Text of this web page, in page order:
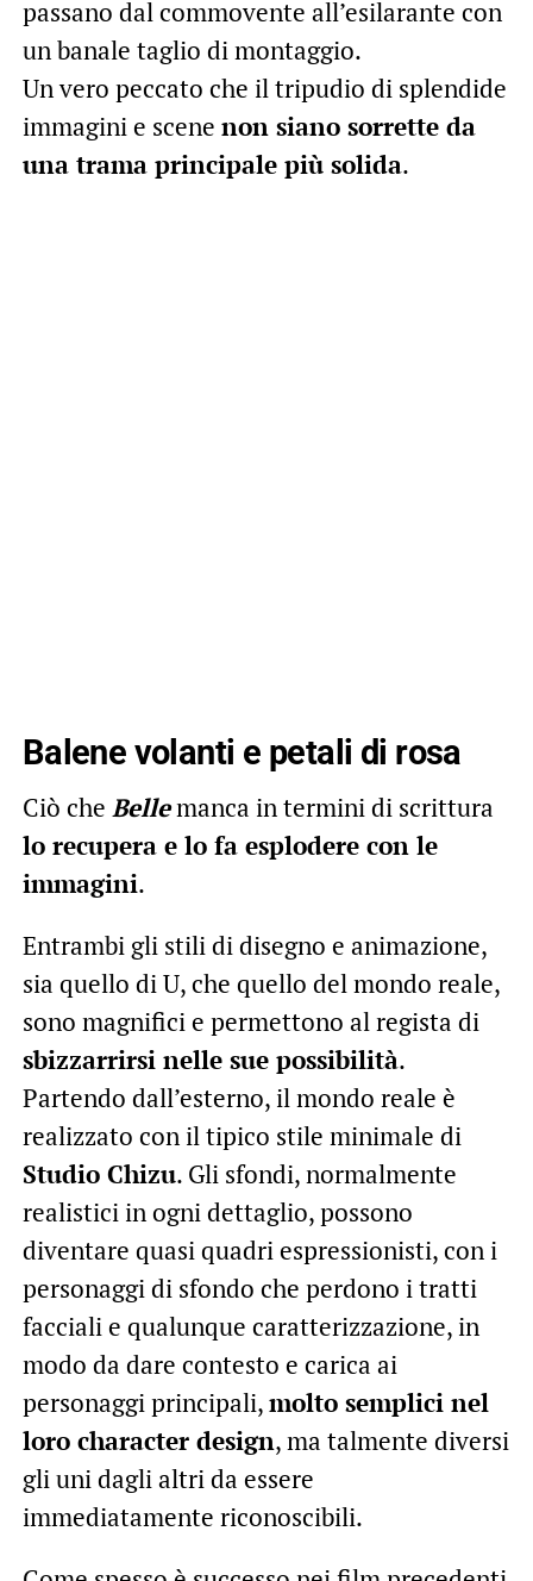
passano dal commovente all’esilarante con
un banale taglio di montaggio.
Un vero peccato che il tripudio di splendide
immagini e scene non siano sorrette da
una trama principale più solida.
Balene volanti e petali di rosa
Ciò che Bellemanca in termini di scrittura
lo recupera e lo fa esplodere con le
immagini.
Entrambi gli stili di disegno e animazione,
sia quello di U, che quello del mondo reale,
sono magnifici e permettono al regista di
sbizzarrirsi nelle sue possibilità.
Partendo dall’esterno, il mondo reale è
realizzato con il tipico stile minimale di
Studio Chizu. Gli sfondi, normalmente
realistici in ogni dettaglio, possono
diventare quasi quadri espressionisti, con i
personaggi di sfondo che perdono i tratti
facciali e qualunque caratterizzazione, in
modo da dare contesto e carica ai
personaggi principali,molto semplici nel
loro character design, ma talmente diversi
gli uni dagli altri da essere
immediatamente riconoscibili.